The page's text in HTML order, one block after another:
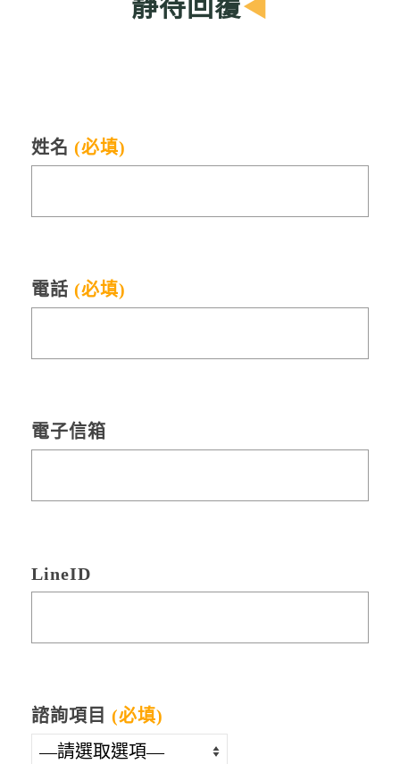
靜待回覆◀
姓名 (必填)
電話 (必填)
電子信箱
LineID
諮詢項目 (必填)